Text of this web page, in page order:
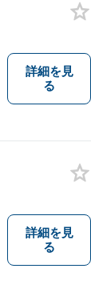
詳細を見
る
詳細を見
る